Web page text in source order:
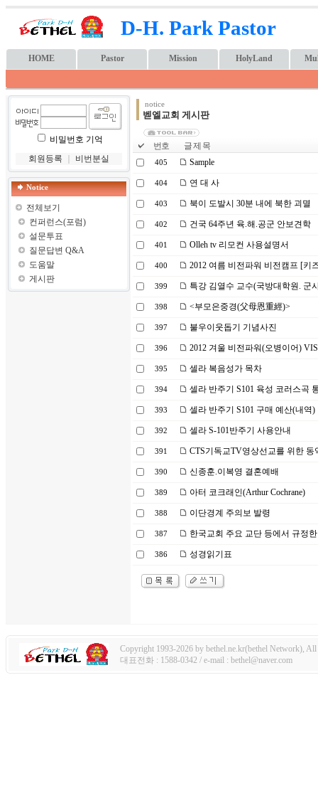
D-H. Park Pastor
HOME Pastor Mission HolyLand
비밀번호 기억
회원등록
비번분실
Notice
전체보기
컨퍼런스(포럼)
설문투표
질문답변 Q&A
도움말
게시판
notice
벧엘교회 게시판
번호 글 제 목
405 Sample
404 연 대 사
403 북이 도발시 30분 내에 북한 괴멸
402 건국 64주년 육.해.공군 안보견학
401 Olleh tv 리모컨 사용설명서
400 2012 여름 비전파워 비전캠프 [키
399 특강 김열수 교수(국방대학원. 군
398 <부모은중경(父母恩重經)>
397 불우이웃돕기 기념사진
396 2012 겨울 비전파워(오병이어)
395 셀라 복음성가 목차
394 셀라 반주기 S101 육성 코러스곡
393 셀라 반주기 S101 구매 예산(내역)
392 셀라 S-101반주기 사용안내
391 CTS기독교TV영상선교를 위한 동
390 신종훈.이복영 결혼예배
389 아터 코크래인(Arthur Cochrane)
388 이단경계 주의보 발령
387 한국교회 주요 교단 등에서 규정
386 성경읽기표
Copyright 1993-2026 by bethel.ne.kr(bethel Network), All
대표전화 : 1588-0342 / e-mail : bethel@naver.com